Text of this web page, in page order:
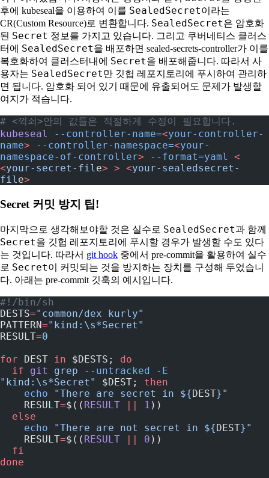
후에 kubeseal을 이용하여 이를 SealedSecret이라는
CR(Custom Resource)로 변환합니다. SealedSecret은 암호화
된 Secret 정보를 가지고 있습니다. 그리고 쿠버네티스 클러스
터에 SealedSecret을 배포하면 sealed-secrets-controller가 이를
복호화하여 클러스터내에 Secret을 배포해줍니다. 따라서 사
용자는 SealedSecret만 깃헙 레포지토리에 푸시하여 관리하
면 됩니다. 암호화 되어 있기 때문에 유출되어도 문제가 발생할
여지가 적습니다.
# <꺽쇠>안의 값들은 적절하게 수정이 필요합니다.
kubeseal
--controller-name=<your-controller-
name> --controller-namespace=<your-
namespace-of-controller> --format=yaml
<
<your-secret-file> > <your-sealedsecret-
file>
Secret 커밋 방지 팁!
마지막으로 생각해보야할 것은 실수로 SealedSecret과 함께
Secret을 깃헙 레포지토리에 푸시할 경우가 발생할 수도 있다
는 것입니다. 따라서 git hook 중에서 pre-commit을 활용하여 실수
로 Secret이 커밋되는 것을 방지하는 장치를 구성해 두었습니
다. 아래는 pre-commit 깃훅의 예시입니다.
#!/bin/sh
DESTS="common/dex kurly"
PATTERN="kind:\s*Secret"
RESULT=0
for DEST in $DESTS; do
  if
git grep --untracked -E
"kind:\s*Secret"
$DEST; then
    echo
"There are secret in ${DEST}"
    RESULT
=$(( RESULT || 1 ))
  else
    echo
"There are not secret in ${DEST}"
    RESULT
=$(( RESULT || 0 ))
  fi
done